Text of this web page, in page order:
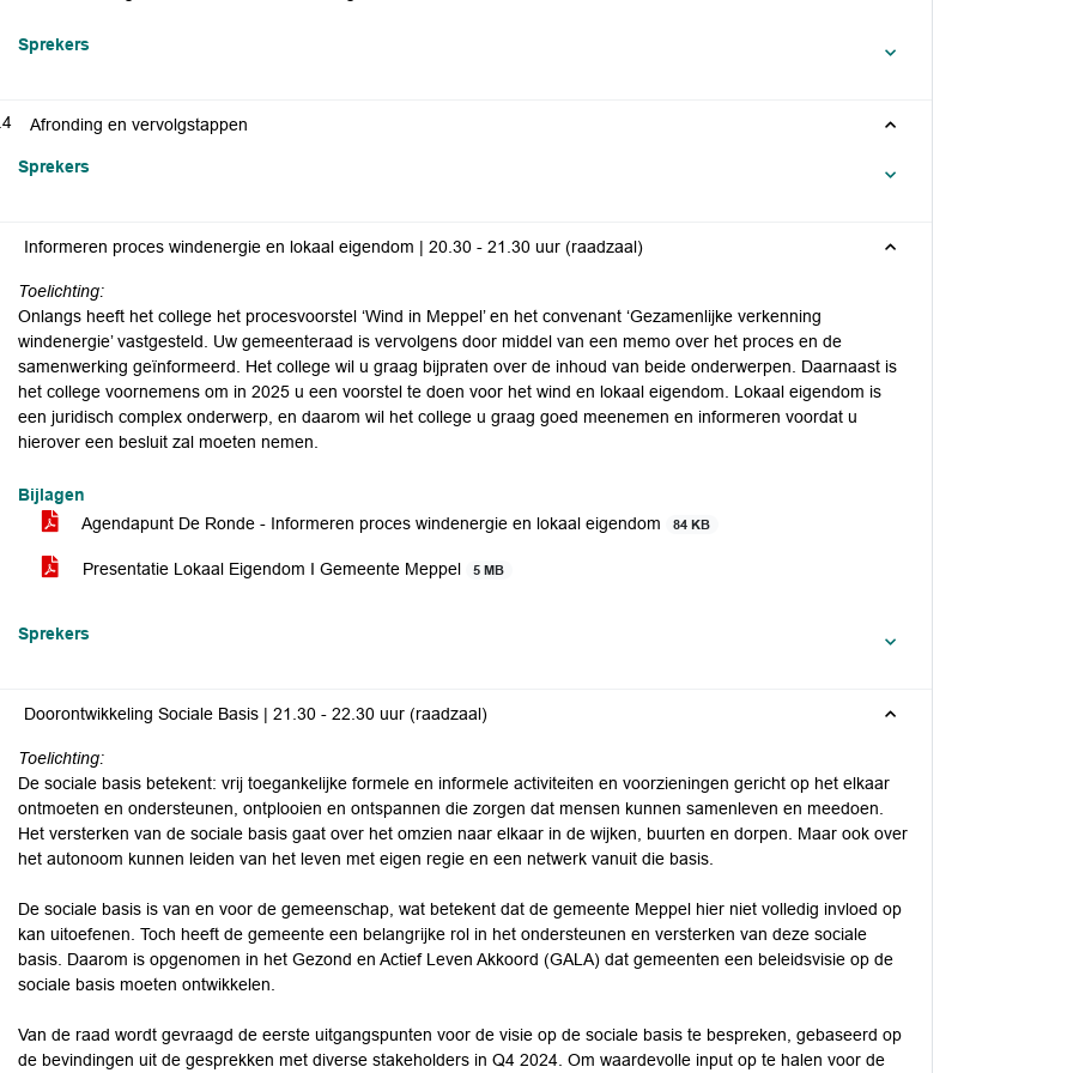
Sprekers
Afronding en vervolgstappen
Sprekers
Informeren proces windenergie en lokaal eigendom | 20.30 - 21.30 uur (raadzaal)
Toelichting:
Onlangs heeft het college het procesvoorstel ‘Wind in Meppel’ en het convenant ‘Gezamenlijke verkenning
windenergie’ vastgesteld. Uw gemeenteraad is vervolgens door middel van een memo over het proces en de
samenwerking geïnformeerd. Het college wil u graag bijpraten over de inhoud van beide onderwerpen. Daarnaast is
het college voornemens om in 2025 u een voorstel te doen voor het wind en lokaal eigendom. Lokaal eigendom is
een juridisch complex onderwerp, en daarom wil het college u graag goed meenemen en informeren voordat u
hierover een besluit zal moeten nemen.
Bijlagen
Agendapunt De Ronde - Informeren proces windenergie en lokaal eigendom
84 KB
Presentatie Lokaal Eigendom I Gemeente Meppel 5 MB
Sprekers
Doorontwikkeling Sociale Basis | 21.30 - 22.30 uur (raadzaal)
Toelichting:
De sociale basis betekent: vrij toegankelijke formele en informele activiteiten en voorzieningen gericht op het elkaar
ontmoeten en ondersteunen, ontplooien en ontspannen die zorgen dat mensen kunnen samenleven en meedoen.
Het versterken van de sociale basis gaat over het omzien naar elkaar in de wijken, buurten en dorpen. Maar ook over
het autonoom kunnen leiden van het leven met eigen regie en een netwerk vanuit die basis.
De sociale basis is van en voor de gemeenschap, wat betekent dat de gemeente Meppel hier niet volledig invloed op
kan uitoefenen. Toch heeft de gemeente een belangrijke rol in het ondersteunen en versterken van deze sociale
basis. Daarom is opgenomen in het Gezond en Actief Leven Akkoord (GALA) dat gemeenten een beleidsvisie op de
sociale basis moeten ontwikkelen.
Van de raad wordt gevraagd de eerste uitgangspunten voor de visie op de sociale basis te bespreken, gebaseerd op
de bevindingen uit de gesprekken met diverse stakeholders in Q4 2024. Om waardevolle input op te halen voor de